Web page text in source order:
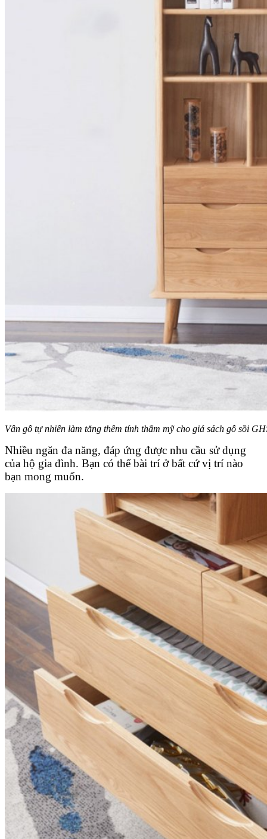
Vân gỗ tự nhiên làm tăng thêm tính thẩm mỹ cho giá sách gỗ sồi
Nhiều ngăn đa năng, đáp ứng được nhu cầu sử dụng
của hộ gia đình. Bạn có thể bài trí ở bất cứ vị trí nào
bạn mong muốn.